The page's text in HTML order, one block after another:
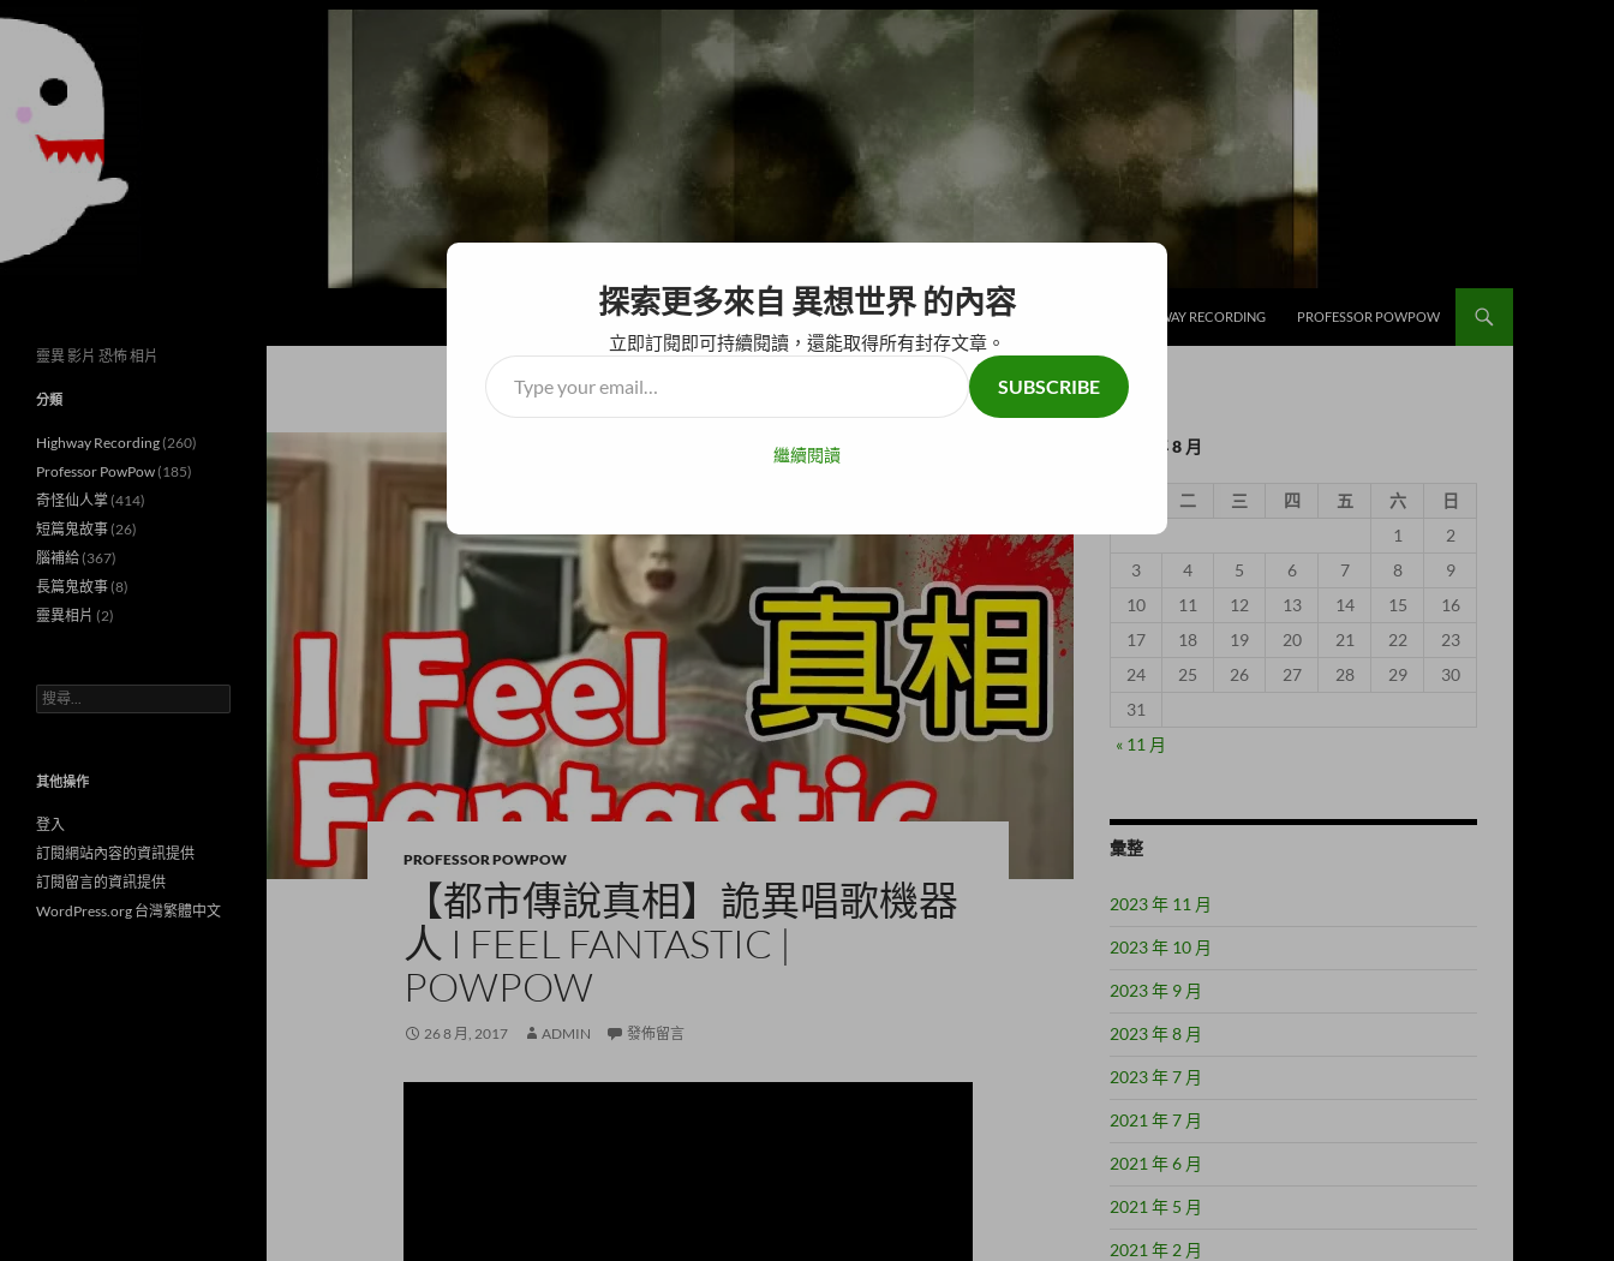
跳至主要內容
奇怪仙人掌
HIGHWAY RECORDING PROFESSOR POWPOW
PROFESSOR POWPOW
【都市傳說真相】詭異唱歌機器
人 I FEEL FANTASTIC |
POWPOW
26 8 月, 2017 ADMIN 發佈留言
2026 年 8 月
二 三 四 五 六
日
1
2
3
4 5 6 7 8
9
10
11 12 13 14 15
16
17
18 19 20 21 22
23
24
25 26 27 28 29
30
31
« 11 月
彙整
2023 年 11 月
2023 年 10 月
2023 年 9 月
2023 年 8 月
2023 年 7 月
2021 年 7 月
2021 年 6 月
2021 年 5 月
2021 年 2 月
靈異 影片 恐怖 相片
分類
Highway Recording (260)
Professor PowPow (185)
奇怪仙人掌 (414)
短篇鬼故事 (26)
腦補給 (367)
長篇鬼故事 (8)
靈異相片 (2)
搜
尋
字:
其他操作
登入
訂閱網站內容的資訊提供
訂閱留言的資訊提供
WordPress.org 台灣繁體中文
探索更多來自 異想世界 的內容
立即訂閱即可持續閱讀，還能取得所有封存文章。
Type
your
email…
SUBSCRIBE
繼續閱讀